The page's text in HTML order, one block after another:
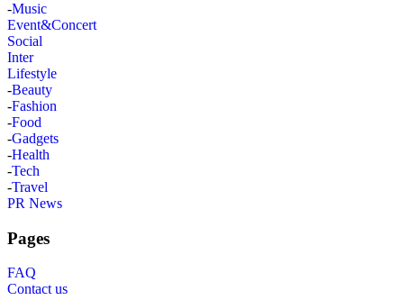
-Music
Event&Concert
Social
Inter
Lifestyle
-Beauty
-Fashion
-Food
-Gadgets
-Health
-Tech
-Travel
PR News
Pages
FAQ
Contact us